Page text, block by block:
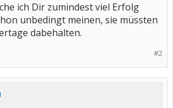
ich Dir zumindest viel Erfolg
unbedingt meinen, sie müssten
dabehalten.
#2